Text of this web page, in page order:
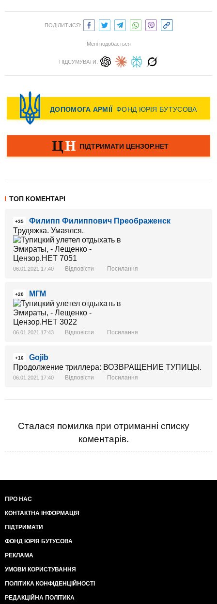
ПОДІЛИТИСЯ:
Мені подобається
ПІДСУМУВАТИ:
ТОП КОМЕНТАРІ
+35
Филипп Филиппович Преображенск
Трудяжка. Умаялся.
06.01.2021 17:40 Відповісти Посилання
+20 МГМ
06.01.2021 17:43 Відповісти Посилання
+16
Gojib
Продолжение триллера: ВОЗВРАЩЕНИЕ ТУПИЦЫ.
06.01.2021 17:40 Відповісти Посилання
Сталася помилка при отриманні списку
коментарів.
ПРО НАС
КОНТАКТНА ІНФОРМАЦІЯ
ПІДТРИМАТИ
ФОНД ЮРІЯ БУТУСОВА
РЕКЛАМА
УМОВИ КОРИСТУВАННЯ
ПОЛІТИКА КОНФІДЕНЦІЙНОСТІ
РЕДАКЦІЙНА ПОЛІТИКА